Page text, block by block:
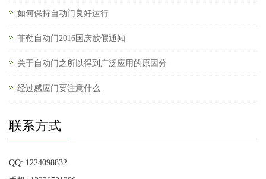
如何保持自动门良好运行
菲勒自动门2016国庆放假通知
关于自动门之所以得到广泛应用的原因分
经过感应门要注意什么
联系方式
QQ: 1224098832